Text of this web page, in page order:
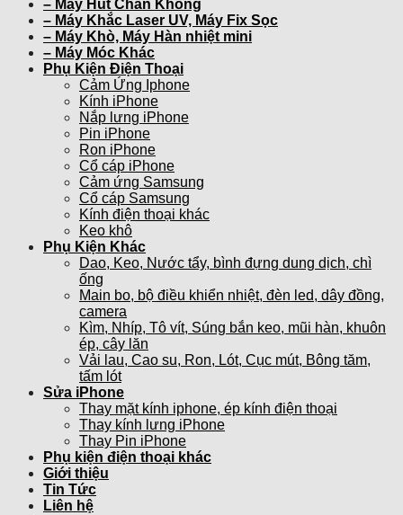
– Máy Hút Chân Không
– Máy Khắc Laser UV, Máy Fix Sọc
– Máy Khò, Máy Hàn nhiệt mini
– Máy Móc Khác
Phụ Kiện Điện Thoại
Cảm Ứng Iphone
Kính iPhone
Nắp lưng iPhone
Pin iPhone
Ron iPhone
Cổ cáp iPhone
Cảm ứng Samsung
Cổ cáp Samsung
Kính điện thoại khác
Keo khô
Phụ Kiện Khác
Dao, Keo, Nước tẩy, bình đựng dung dịch, chì
ống
Main bo, bộ điều khiển nhiệt, đèn led, dây đồng,
camera
Kìm, Nhíp, Tô vít, Súng bắn keo, mũi hàn, khuôn
ép, cây lăn
Vải lau, Cao su, Ron, Lót, Cục mút, Bông tăm,
tấm lót
Sửa iPhone
Thay mặt kính iphone, ép kính điện thoại
Thay kính lưng iPhone
Thay Pin iPhone
Phụ kiện điện thoại khác
Giới thiệu
Tin Tức
Liên hệ